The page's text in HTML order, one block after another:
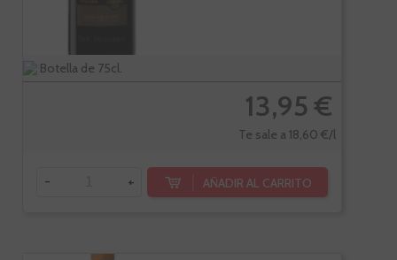
Botella de 75cl.
13,95 €
Te sale a 18,60 €/l
- + AÑADIR AL CARRITO